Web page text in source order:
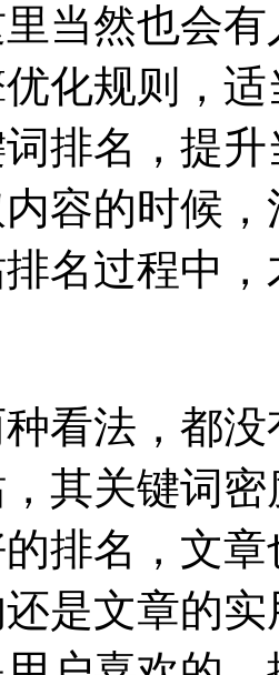
然也会有
化规则，
排名，提
容的时候
名过程中
法，都没
其关键词
排名，文
是文章的